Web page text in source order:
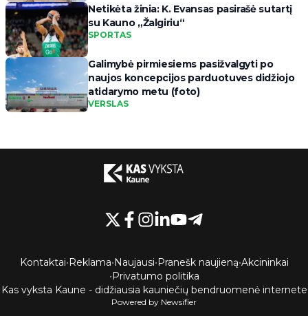
Netikėta žinia: K. Evansas pasirašė sutartį
su Kauno „Žalgiriu“
SPORTAS
Galimybė pirmiesiems pasižvalgyti po
naujos koncepcijos parduotuves didžiojo
atidarymo metu (foto)
VERSLAS
Kontaktai•Reklama•Naujausi•Pranešk naujieną•Akcininkai
•Privatumo politika
Kas vyksta Kaune - didžiausia kauniečių bendruomenė internete
Powered by Newsifier